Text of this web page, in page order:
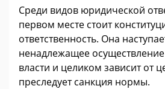
Среди видов юридической
первом месте стоит
ответственность. Она
ненадлежащее
власти и целиком зависит от
преследует санкция нормы.